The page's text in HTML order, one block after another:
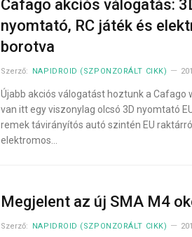
Cafago akciós válogatás:
nyomtató, RC játék és
borotva
Szerző: NAPIDROID (SZPONZORÁLT CIKK)
Újabb akciós válogatást hoztunk a Cafago
van itt egy viszonylag olcsó 3D nyomtató
remek távirányítós autó szintén EU
elektromos…
Megjelent az új SMA M4
Szerző: NAPIDROID (SZPONZORÁLT CIKK)